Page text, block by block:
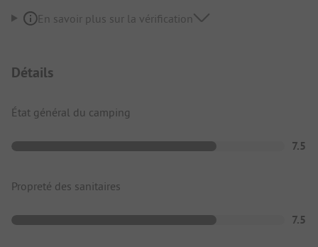
En savoir plus sur la vérification
Détails
État général du camping
7.5
Propreté des sanitaires
7.5